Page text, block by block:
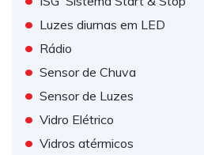
• Luzes diurnas em LED
• Rádio
• Sensor de Chuva
• Sensor de Luzes
• Vidro Elétrico
• Vidros atérmicos